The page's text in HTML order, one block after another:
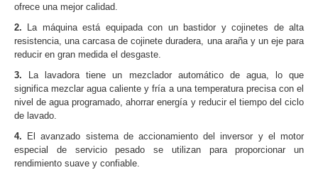
ofrece una mejor calidad.
2. La máquina está equipada con un bastidor y cojinetes de alta
resistencia, una carcasa de cojinete duradera, una araña y un eje para
reducir en gran medida el desgaste.
3. La lavadora tiene un mezclador automático de agua, lo que
significa mezclar agua caliente y fría a una temperatura precisa con el
nivel de agua programado, ahorrar energía y reducir el tiempo del ciclo
de lavado.
4. El avanzado sistema de accionamiento del inversor y el motor
especial de servicio pesado se utilizan para proporcionar un
rendimiento suave y confiable.